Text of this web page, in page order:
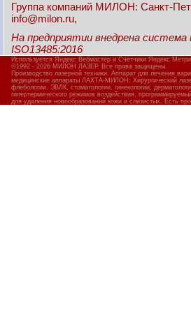
Группа компаний МИЛОН: Санкт-
info@milon.ru,
На предприятии внедрена
ISO13485:2016
Используется Яндекс Вебмастер и Счётчики Яндекс
©1992 - 2026 МИЛОН ЛАЗЕР. Все права защищены.
Производство лазерной техники. Аппарат для лечения
медицинские аппараты ЛАХТА-МИЛОН: Хирургический
флебологии, ЭВЛК, стоматологии, гинекологии,
гипертермического режимов воздействия,
для удаления новообразований кожи и слизистых. Есть